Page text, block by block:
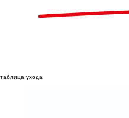
таблица ухода